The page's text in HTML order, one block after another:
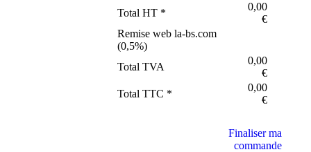
Total HT *
0,00
€
Remise web la-bs.com
(0,5%)
Total TVA
0,00
€
Total TTC *
0,00
€
Finaliser ma
commande